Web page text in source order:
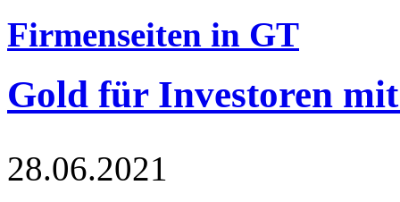
Firmenseiten in GT
Gold für Investoren
28.06.2021